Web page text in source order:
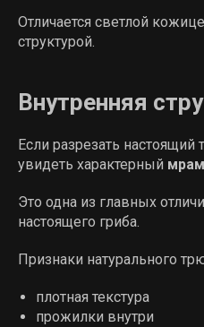
Отличается светлой
структурой.
Внутренняя
Если разрезать
увидеть характерный
Это одна из главных
настоящего гриба.
Признаки натурального
плотная текстура
прожилки внутри